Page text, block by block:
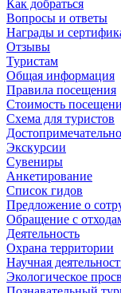
Как добраться
Вопросы и ответы
Награды и
Отзывы
Туристам
Общая информация
Правила посещения
Стоимость
Схема для туристов
Экскурсии
Сувениры
Анкетирование
Список гидов
Предложение о
Обращение с
Деятельность
Охрана территории
Научная
Экологическое